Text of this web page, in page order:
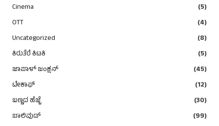
Cinema
(5)
OTT
(4)
Uncategorized
(8)
ಕಿರುತೆರೆ ಕಿಟಕಿ
(5)
ಜಾಪಾಳ್ ಜಂಕ್ಷನ್
(45)
ಟೇಕಾಫ್
(12)
ಬಣ್ಣದ ಹೆಜ್ಜೆ
(30)
ಬಾಲಿವುಡ್
(99)